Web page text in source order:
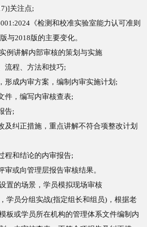
关注点;
《检测和校准实验室能力认可准则
与2018版的主要变化。
讲解内部审核的策划与实施
程、方法和技巧;
成内审方案，编制内审实施计划;
，编写内审核查表;
告;
纠正措施，重点讲解不符合项整改计划
和结论的内审报告;
或向管理层报告审核结果。
的场景，学员模拟现场审核
员分组实战(指定组长和组员)，根据老
板或学员所在机构的管理体系文件编制内